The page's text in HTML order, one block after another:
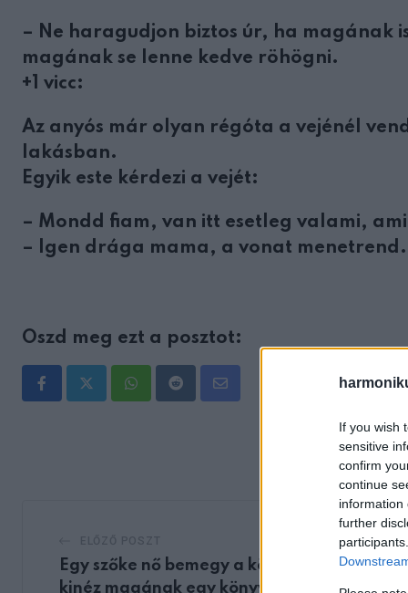
If you wish
sensitive
confirm
continue
information
further
– Ne haragudjon biztos úr, ha magának
magának se lenne kedve röhögni.
+1 vicc:
Az anyós már olyan régóta a vejénél
lakásban.
Egyik este kérdezi a vejét:
– Mondd fiam, van itt esetleg valami,
– Igen drága mama, a vonat menetrend.
Oszd meg ezt a posztot:
WhatsappRedditShare
Egy szőke nő bemegy a könyvtárba és
kinéz magának egy könyvet